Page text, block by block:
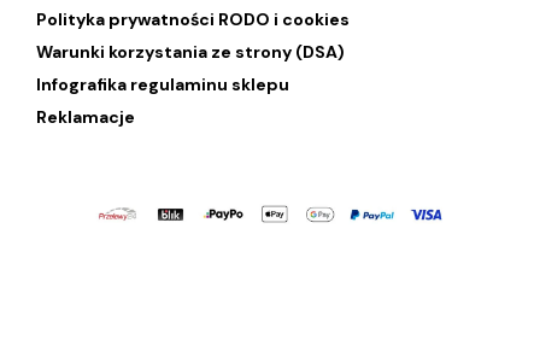
Polityka prywatności RODO i cookies
Warunki korzystania ze strony (DSA)
Infografika regulaminu sklepu
Reklamacje